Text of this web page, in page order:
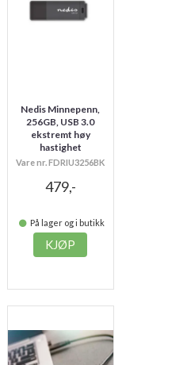
Nedis Minnepenn,
256GB, USB 3.0
ekstremt høy
hastighet
Vare nr. FDRIU3256BK
479,-
På lager og i butikk
KJØP